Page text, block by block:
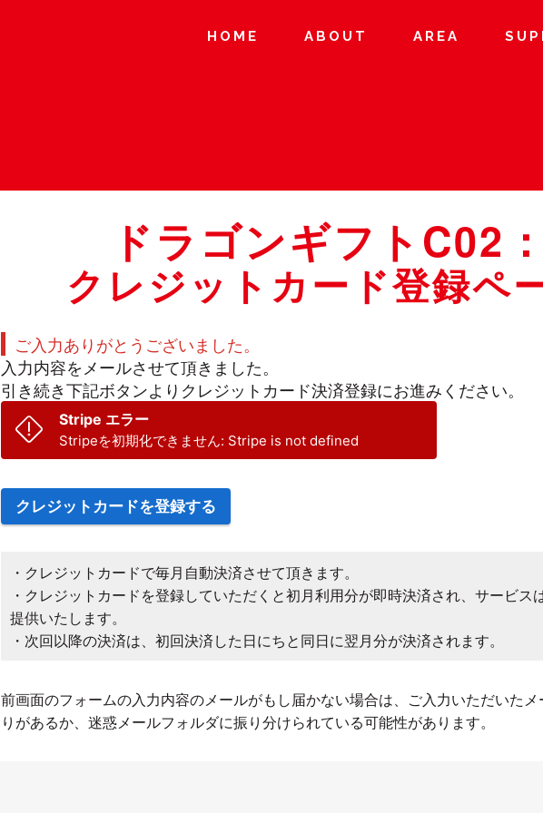
HOME ABOUT AREA
ドラゴンギフトC02：
クレジットカード登録ペ
ご入力ありがとうございました。
入力内容をメールさせて頂きました。
引き続き下記ボタンよりクレジットカード決済登録にお進みください。
Stripe エラー
Stripeを初期化できません: Stripe is not defined
クレジットカードを登録する
・クレジットカードで毎月自動決済させて頂きます。
・クレジットカードを登録していただくと初月利用分が即時決済され、サービス
提供いたします。
・次回以降の決済は、初回決済した日にちと同日に翌月分が決済されます。
前画面のフォームの入力内容のメールがもし届かない場合は、ご入力いただいた
りがあるか、迷惑メールフォルダに振り分けられている可能性があります。